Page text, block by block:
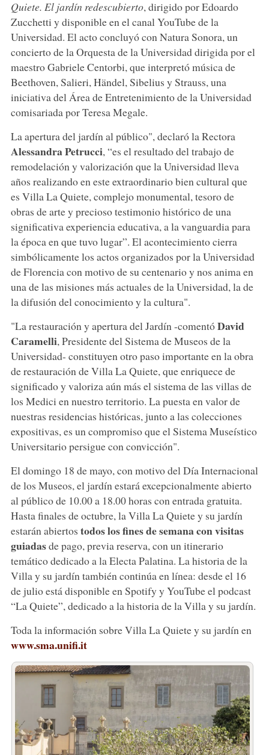
Quiete. El jardín redescubierto, dirigido por Edoardo
Zucchetti y disponible en el canal YouTube de la
Universidad. El acto concluyó con Natura Sonora, un
concierto de la Orquesta de la Universidad dirigida por el
maestro Gabriele Centorbi, que interpretó música de
Beethoven, Salieri, Händel, Sibelius y Strauss, una
iniciativa del Área de Entretenimiento de la Universidad
comisariada por Teresa Megale.
La apertura del jardín al público", declaró la Rectora
Alessandra Petrucci, “es el resultado del trabajo de
remodelación y valorización que la Universidad lleva
años realizando en este extraordinario bien cultural que
es Villa La Quiete, complejo monumental, tesoro de
obras de arte y precioso testimonio histórico de una
significativa experiencia educativa, a la vanguardia para
la época en que tuvo lugar”. El acontecimiento cierra
simbólicamente los actos organizados por la Universidad
de Florencia con motivo de su centenario y nos anima en
una de las misiones más actuales de la Universidad, la de
la difusión del conocimiento y la cultura".
"La restauración y apertura del Jardín -comentóDavid
Caramelli, Presidente del Sistema de Museos de la
Universidad- constituyen otro paso importante en la obra
de restauración de Villa La Quiete, que enriquece de
significado y valoriza aún más el sistema de las villas de
los Medici en nuestro territorio. La puesta en valor de
nuestras residencias históricas, junto a las colecciones
expositivas, es un compromiso que el Sistema Museístico
Universitario persigue con convicción".
El domingo 18 de mayo, con motivo del Día Internacional
de los Museos, el jardín estará excepcionalmente abierto
al público de 10.00 a 18.00 horas con entrada gratuita.
Hasta finales de octubre, la Villa La Quiete y su jardín
estarán abiertos todos los fines de semana con visitas
guiadasde pago, previa reserva, con un itinerario
temático dedicado a la Electa Palatina. La historia de la
Villa y su jardín también continúa en línea: desde el 16
de julio está disponible en Spotify y YouTube el podcast
“La Quiete”, dedicado a la historia de la Villa y su jardín.
Toda la información sobre Villa La Quiete y su jardín en
www.sma.unifi.it